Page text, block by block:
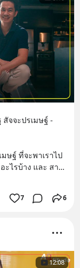
สัจจะปรเมษฐ์ -
ษฐ์ ที่จะพาเราไป
ะไรบ้าง และ สา...
7 6
12:08